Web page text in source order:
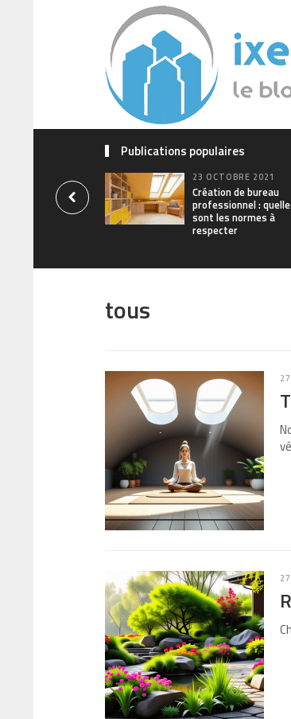
Publications populaires
23 OCTOBRE 2021
Création de bureau
professionnel :
sont les normes à
respecter
tous